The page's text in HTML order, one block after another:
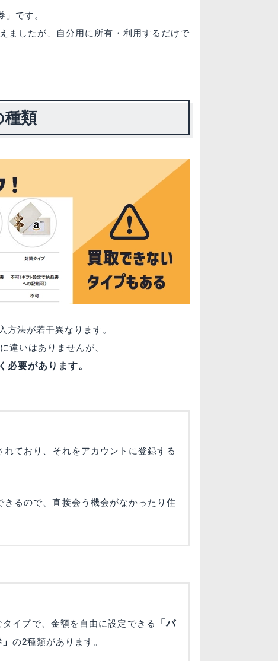
です。
ましたが、自分用に所有・利用するだけで
類
法が若干異なります。
違いはありませんが、
要があります。
れており、それをアカウントに登録する
るので、直接会う機会がなかったり住
タイプで、金額を自由に設定できる 「バ
の2種類があります。